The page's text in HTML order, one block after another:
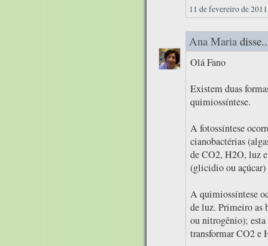
11 de fevereiro de
Ana Maria
Olá Fano
Existem duas
quimiossíntese.
A fotossíntese
cianobactérias
de CO2, H2O, luz
(glicidio ou açúcar)
A quimiossíntese
de luz. Primeiro as
ou nitrogênio); esta
transformar CO2 e